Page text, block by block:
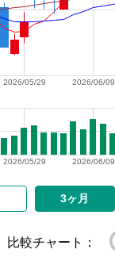
2026/06/09
2026/05/29
2026/06/09
2026/05/29
3ヶ月
比較チャート：